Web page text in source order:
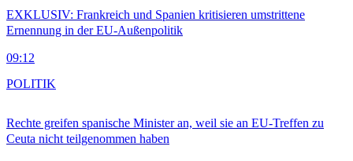
EXKLUSIV: Frankreich und Spanien kritisieren umstrittene
Ernennung in der EU-Außenpolitik
09:12
Rechte greifen spanische Minister an, weil sie an EU-Treffen zu
Ceuta nicht teilgenommen haben
POLITIK